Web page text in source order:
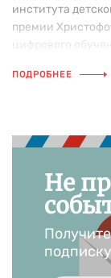
института
премии
цифрового
ПОДРОБНЕЕ
Не
подписку